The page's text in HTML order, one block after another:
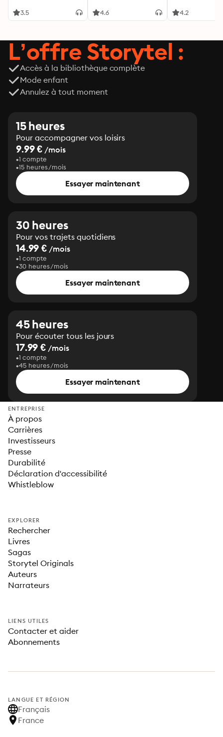
3.5 4.6 4.2
L’offre Storytel :
Accès à la bibliothèque complète
Mode enfant
Annulez à tout moment
15 heures
Pour accompagner vos loisirs
9.99 € /mois
1 compte
15 heures/mois
Essayer maintenant
30 heures
Pour vos trajets quotidiens
14.99 € /mois
1 compte
30 heures/mois
Essayer maintenant
45 heures
Pour écouter tous les jours
17.99 € /mois
1 compte
45 heures/mois
Essayer maintenant
ENTREPRISE
À propos
Carrières
Investisseurs
Presse
Durabilité
Déclaration d'accessibilité
Whistleblow
EXPLORER
Rechercher
Livres
Sagas
Storytel Originals
Auteurs
Narrateurs
LIENS UTILES
Contacter et aider
Abonnements
LANGUE ET RÉGION
Français
France